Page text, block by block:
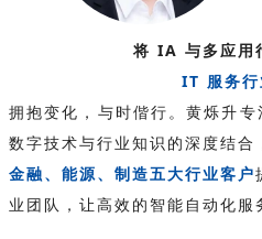
将 IA 与多应用
IT 服务行
拥抱变化，与时偕行。黄烁升
数字技术与行业知识的深度结合
金融、能源、制造五大行业客户
业团队，让高效的智能自动化服